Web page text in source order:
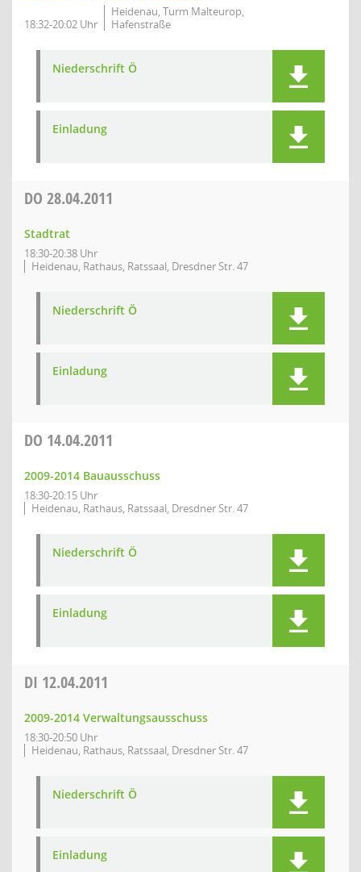
18:32-20:02 Uhr
Heidenau, Turm Malteurop,
Hafenstraße
Niederschrift Ö
Einladung
DO 28.04.2011
Stadtrat
18:30-20:38 Uhr
Heidenau, Rathaus, Ratssaal, Dresdner Str. 47
Niederschrift Ö
Einladung
DO 14.04.2011
2009-2014 Bauausschuss
18:30-20:15 Uhr
Heidenau, Rathaus, Ratssaal, Dresdner Str. 47
Niederschrift Ö
Einladung
DI 12.04.2011
2009-2014 Verwaltungsausschuss
18:30-20:50 Uhr
Heidenau, Rathaus, Ratssaal, Dresdner Str. 47
Niederschrift Ö
Einladung